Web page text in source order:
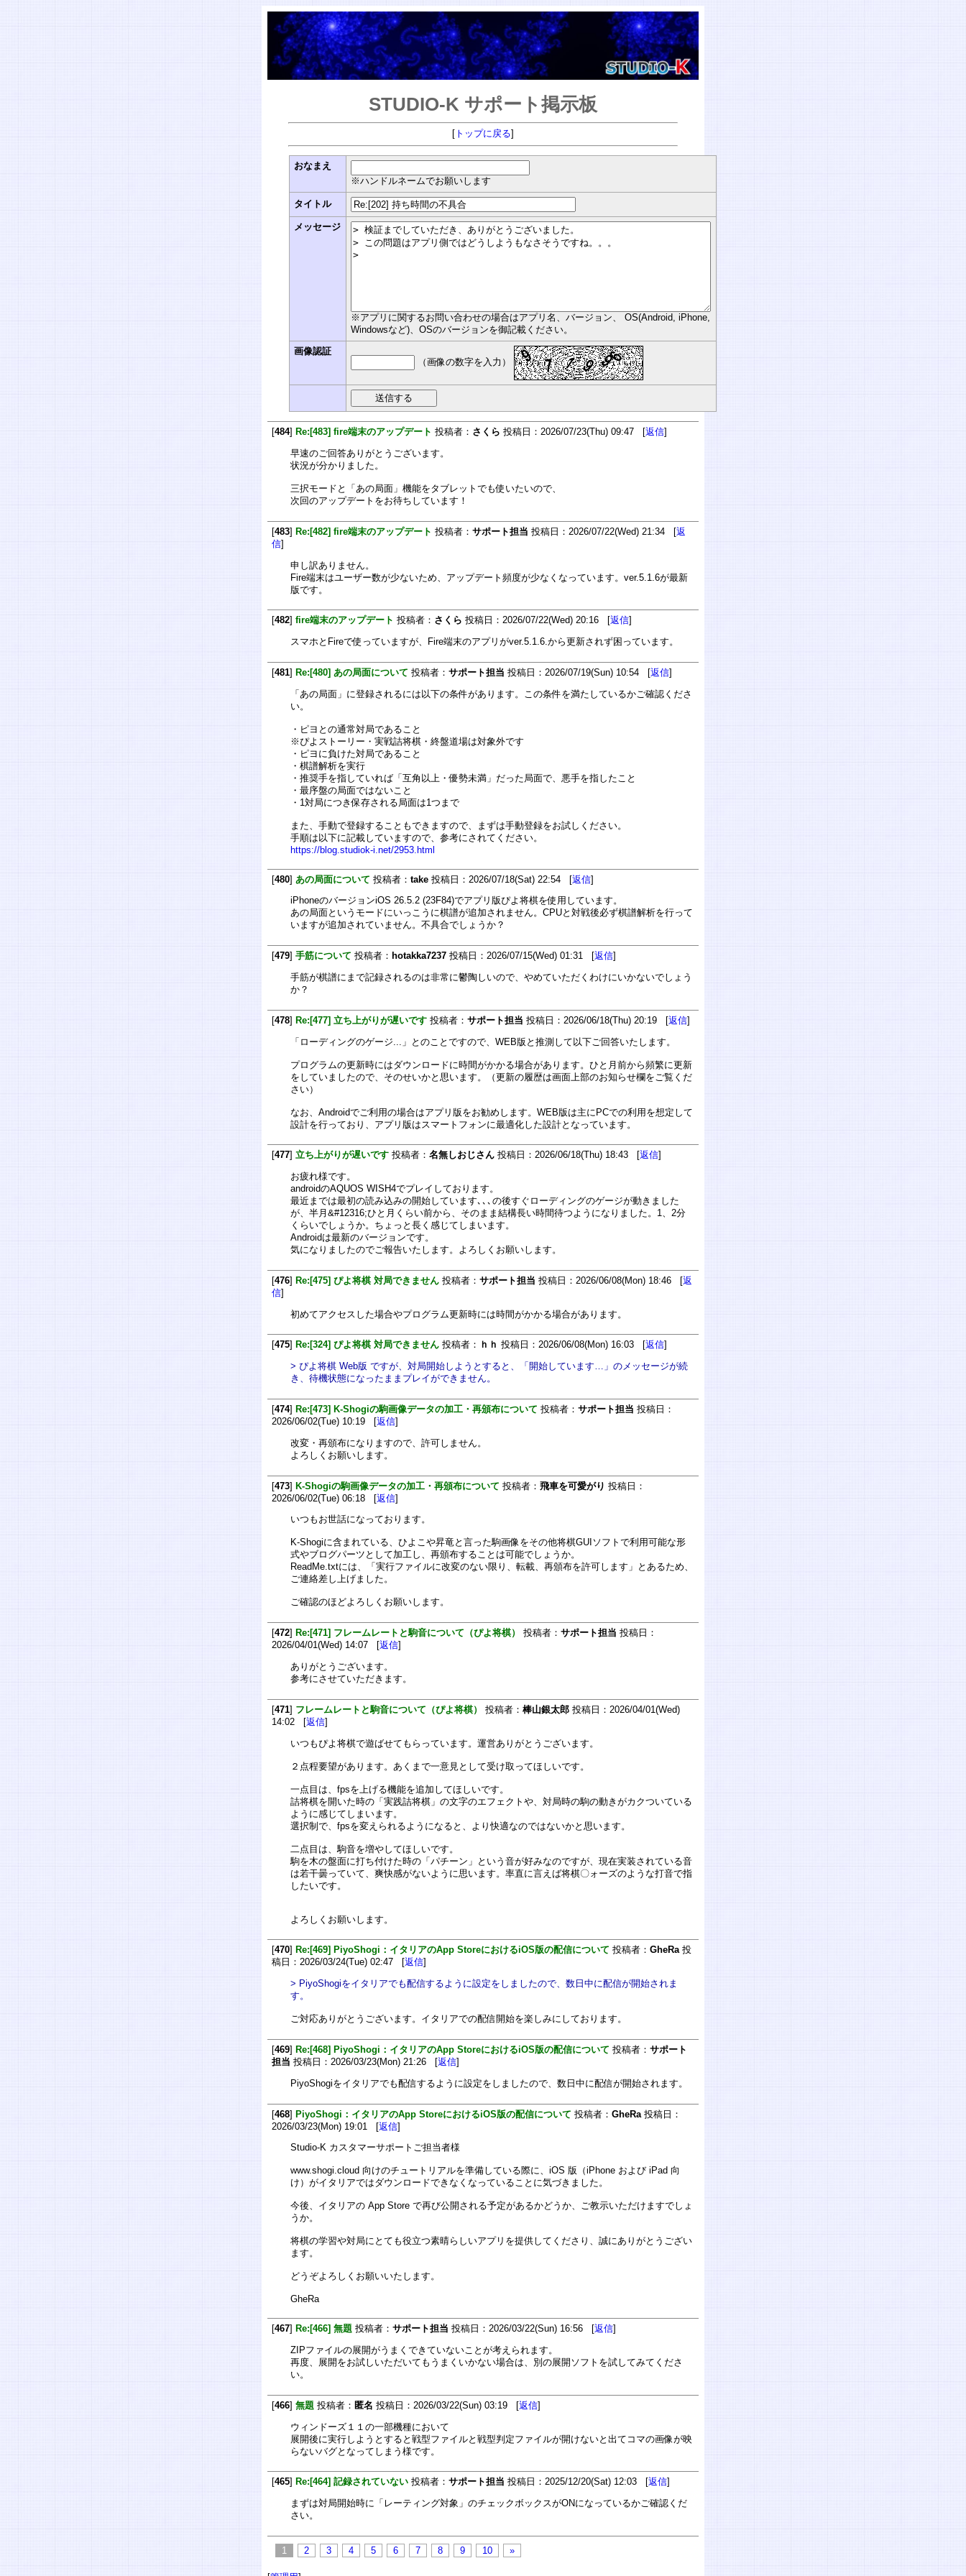
STUDIO-K サポート掲示板
[ トップに戻る]
おなまえ
※ハンドルネームでお願いします
タイトル
メッセージ
※アプリに関するお問い合わせの場合はアプリ名、バージョン、 OS(Android, iPhone,
Windowsなど)、OSのバージョンを御記載ください。
画像認証
（画像の数字を入力）
[484] Re:[483] fire端末のアップデート 投稿者： さくら 投稿日：2026/07/23(Thu) 09:47 [返信]
早速のご回答ありがとうございます。
状況が分かりました。
三択モードと「あの局面」機能をタブレットでも使いたいので、
次回のアップデートをお待ちしています！
[483] Re:[482] fire端末のアップデート 投稿者： サポート担当 投稿日：2026/07/22(Wed) 21:34 [返
信]
申し訳ありません。
Fire端末はユーザー数が少ないため、アップデート頻度が少なくなっています。ver.5.1.6が最新
版です。
[482] fire端末のアップデート 投稿者： さくら 投稿日：2026/07/22(Wed) 20:16 [返信]
スマホとFireで使っていますが、Fire端末のアプリがver.5.1.6.から更新されず困っています。
[481] Re:[480] あの局面について 投稿者： サポート担当 投稿日：2026/07/19(Sun) 10:54 [返信]
「あの局面」に登録されるには以下の条件があります。この条件を満たしているかご確認くださ
い。
・ピヨとの通常対局であること
※ぴよストーリー・実戦詰将棋・終盤道場は対象外です
・ピヨに負けた対局であること
・棋譜解析を実行
・推奨手を指していれば「互角以上・優勢未満」だった局面で、悪手を指したこと
・最序盤の局面ではないこと
・1対局につき保存される局面は1つまで
また、手動で登録することもできますので、まずは手動登録をお試しください。
手順は以下に記載していますので、参考にされてください。
https://blog.studiok-i.net/2953.html
[480] あの局面について 投稿者： take 投稿日：2026/07/18(Sat) 22:54 [返信]
iPhoneのバージョンiOS 26.5.2 (23F84)でアプリ版ぴよ将棋を使用しています。
あの局面というモードにいっこうに棋譜が追加されません。CPUと対戦後必ず棋譜解析を行って
いますが追加されていません。不具合でしょうか？
[479] 手筋について 投稿者： hotakka7237 投稿日：2026/07/15(Wed) 01:31 [返信]
手筋が棋譜にまで記録されるのは非常に鬱陶しいので、やめていただくわけにいかないでしょう
か？
[478] Re:[477] 立ち上がりが遅いです 投稿者： サポート担当 投稿日：2026/06/18(Thu) 20:19 [返信]
「ローディングのゲージ...」とのことですので、WEB版と推測して以下ご回答いたします。
プログラムの更新時にはダウンロードに時間がかかる場合があります。ひと月前から頻繁に更新
をしていましたので、そのせいかと思います。（更新の履歴は画面上部のお知らせ欄をご覧くだ
さい）
なお、Androidでご利用の場合はアプリ版をお勧めします。WEB版は主にPCでの利用を想定して
設計を行っており、アプリ版はスマートフォンに最適化した設計となっています。
[477] 立ち上がりが遅いです 投稿者： 名無しおじさん 投稿日：2026/06/18(Thu) 18:43 [返信]
お疲れ様です。
androidのAQUOS WISH4でプレイしております。
最近までは最初の読み込みの開始しています､､､の後すぐローディングのゲージが動きました
が、半月&#12316;ひと月くらい前から、そのまま結構長い時間待つようになりました。1、2分
くらいでしょうか。ちょっと長く感じてしまいます。
Androidは最新のバージョンです。
気になりましたのでご報告いたします。よろしくお願いします。
[476] Re:[475] ぴよ将棋 対局できません 投稿者： サポート担当 投稿日：2026/06/08(Mon) 18:46 [返
信]
初めてアクセスした場合やプログラム更新時には時間がかかる場合があります。
[475] Re:[324] ぴよ将棋 対局できません 投稿者： ｈｈ 投稿日：2026/06/08(Mon) 16:03 [返信]
> ぴよ将棋 Web版 ですが、対局開始しようとすると、「開始しています…」のメッセージが続
き、待機状態になったままプレイができません。
[474] Re:[473] K-Shogiの駒画像データの加工・再頒布について 投稿者： サポート担当 投稿日：
2026/06/02(Tue) 10:19 [返信]
改変・再頒布になりますので、許可しません。
よろしくお願いします。
[473] K-Shogiの駒画像データの加工・再頒布について 投稿者： 飛車を可愛がり 投稿日：
2026/06/02(Tue) 06:18 [返信]
いつもお世話になっております。
K-Shogiに含まれている、ひよこや昇竜と言った駒画像をその他将棋GUIソフトで利用可能な形
式やブログパーツとして加工し、再頒布することは可能でしょうか。
ReadMe.txtには、「実行ファイルに改変のない限り、転載、再頒布を許可します」とあるため、
ご連絡差し上げました。
ご確認のほどよろしくお願いします。
[472] Re:[471] フレームレートと駒音について（ぴよ将棋） 投稿者： サポート担当 投稿日：
2026/04/01(Wed) 14:07 [返信]
ありがとうございます。
参考にさせていただきます。
[471] フレームレートと駒音について（ぴよ将棋） 投稿者： 棒山銀太郎 投稿日：2026/04/01(Wed)
14:02 [返信]
いつもぴよ将棋で遊ばせてもらっています。運営ありがとうございます。
２点程要望があります。あくまで一意見として受け取ってほしいです。
一点目は、fpsを上げる機能を追加してほしいです。
詰将棋を開いた時の「実践詰将棋」の文字のエフェクトや、対局時の駒の動きがカクついている
ように感じてしまいます。
選択制で、fpsを変えられるようになると、より快適なのではないかと思います。
二点目は、駒音を増やしてほしいです。
駒を木の盤面に打ち付けた時の「パチーン」という音が好みなのですが、現在実装されている音
は若干曇っていて、爽快感がないように思います。率直に言えば将棋〇ォーズのような打音で指
したいです。
よろしくお願いします。
[470] Re:[469] PiyoShogi：イタリアのApp StoreにおけるiOS版の配信について 投稿者： GheRa投
稿日：2026/03/24(Tue) 02:47 [返信]
> PiyoShogiをイタリアでも配信するように設定をしましたので、数日中に配信が開始されま
す。
ご対応ありがとうございます。イタリアでの配信開始を楽しみにしております。
[469] Re:[468] PiyoShogi：イタリアのApp StoreにおけるiOS版の配信について 投稿者： サポート
担当 投稿日：2026/03/23(Mon) 21:26 [返信]
PiyoShogiをイタリアでも配信するように設定をしましたので、数日中に配信が開始されます。
[468] PiyoShogi：イタリアのApp StoreにおけるiOS版の配信について 投稿者： GheRa 投稿日：
2026/03/23(Mon) 19:01 [返信]
Studio-K カスタマーサポートご担当者様
www.shogi.cloud 向けのチュートリアルを準備している際に、iOS 版（iPhone および iPad 向
け）がイタリアではダウンロードできなくなっていることに気づきました。
今後、イタリアの App Store で再び公開される予定があるかどうか、ご教示いただけますでしょ
うか。
将棋の学習や対局にとても役立つ素晴らしいアプリを提供してくださり、誠にありがとうござい
ます。
どうぞよろしくお願いいたします。
GheRa
[467] Re:[466] 無題 投稿者： サポート担当 投稿日：2026/03/22(Sun) 16:56 [返信]
ZIPファイルの展開がうまくできていないことが考えられます。
再度、展開をお試しいただいてもうまくいかない場合は、別の展開ソフトを試してみてくださ
い。
[466] 無題 投稿者： 匿名 投稿日：2026/03/22(Sun) 03:19 [返信]
ウィンドーズ１１の一部機種において
展開後に実行しようとすると戦型ファイルと戦型判定ファイルが開けないと出てコマの画像が映
らないバグとなってしまう様です。
[465] Re:[464] 記録されていない 投稿者： サポート担当 投稿日：2025/12/20(Sat) 12:03 [返信]
まずは対局開始時に「レーティング対象」のチェックボックスがONになっているかご確認くだ
さい。
1 2 3 4 5 6 7 8 9 10 »